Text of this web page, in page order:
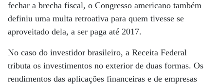
fechar a brecha fiscal, o Congresso americano também
definiu uma multa retroativa para quem tivesse se
aproveitado dela, a ser paga até 2017.
No caso do investidor brasileiro, a Receita Federal
tributa os investimentos no exterior de duas formas. Os
rendimentos das aplicações financeiras e de empresas